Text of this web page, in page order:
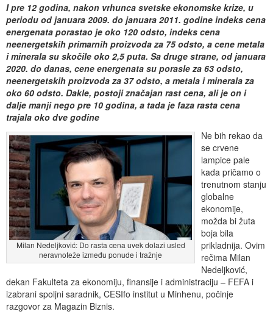
I pre 12 godina, nakon vrhunca svetske ekonomske krize, u
periodu od januara 2009. do januara 2011. godine indeks cena
energenata porastao je oko 120 odsto, indeks cena
neenergetskih primarnih proizvoda za 75 odsto, a cene metala
i minerala su skočile oko 2,5 puta. Sa druge strane, od januara
2020. do danas, cene energenata su porasle za 63 odsto,
neenergetskih proizvoda za 37 odsto, a metala i minerala za
oko 60 odsto. Dakle, postoji značajan rast cena, ali je on i
dalje manji nego pre 10 godina, a tada je faza rasta cena
trajala oko dve godine
Milan Nedeljković: Do rasta cena uvek dolazi usled
neravnoteže između ponude i tražnje
Ne bih rekao da
se crvene
lampice pale
kada pričamo o
trenutnom stanju
globalne
ekonomije,
možda bi žuta
boja bila
prikladnija. Ovim
rečima Milan
Nedeljković,
dekan Fakulteta za ekonomiju, finansije i administraciju – FEFA i
izabrani spoljni saradnik, CESIfo institut u Minhenu, počinje
razgovor za Magazin Biznis.